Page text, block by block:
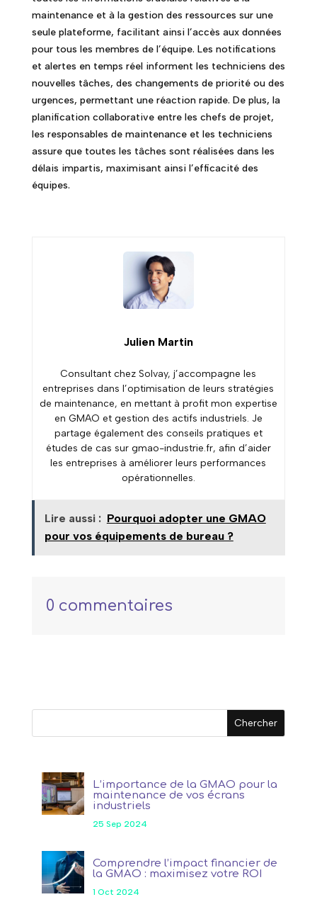
maintenance et à la gestion des ressources sur une
seule plateforme, facilitant ainsi l’accès aux données
pour tous les membres de l’équipe. Les notifications
et alertes en temps réel informent les techniciens des
nouvelles tâches, des changements de priorité ou des
urgences, permettant une réaction rapide. De plus, la
planification collaborative entre les chefs de projet,
les responsables de maintenance et les techniciens
assure que toutes les tâches sont réalisées dans les
délais impartis, maximisant ainsi l’efficacité des
équipes.
Julien Martin
Consultant chez Solvay, j’accompagne les
entreprises dans l’optimisation de leurs stratégies
de maintenance, en mettant à profit mon expertise
en GMAO et gestion des actifs industriels. Je
partage également des conseils pratiques et
études de cas sur gmao-industrie.fr, afin d’aider
les entreprises à améliorer leurs performances
opérationnelles.
Lire aussi : Pourquoi adopter une GMAO
pour vos équipements de bureau ?
0 commentaires
L’importance de la GMAO pour la
maintenance de vos écrans
industriels
25 Sep 2024
Comprendre l’impact financier de
la GMAO : maximisez votre ROI
1 Oct 2024